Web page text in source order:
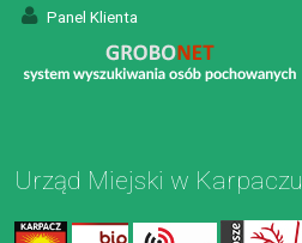
Panel Klienta
Urząd Miejski w Karpaczu